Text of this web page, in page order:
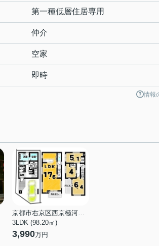
第一種低層住居専用
仲介
空家
即時
情報
京都市右京区西京極河原町
3LDK (98.20㎡)
3,990万円